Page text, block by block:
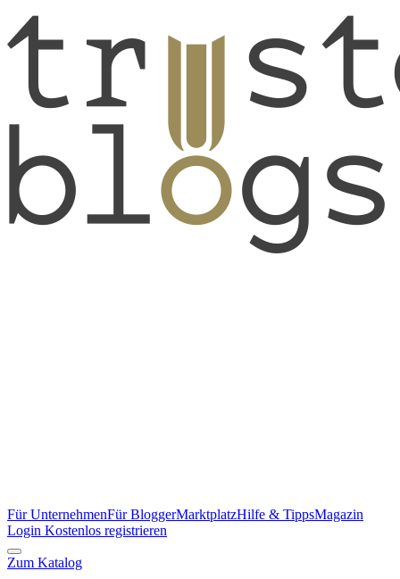
Für UnternehmenFür BloggerMarktplatzHilfe & TippsMagazin
Login Kostenlos registrieren
Zum Katalog